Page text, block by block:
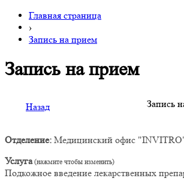
Главная страница
›
Запись на прием
Запись на прием
Назад Запись
Отделение: Медицинский офис "INVITRO"
Услуга
Подкожное введение лекарственных